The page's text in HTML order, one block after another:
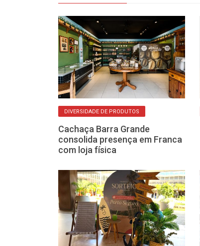
DIVERSIDADE DE PRODUTOS
Cachaça Barra Grande
consolida presença em Franca
com loja física